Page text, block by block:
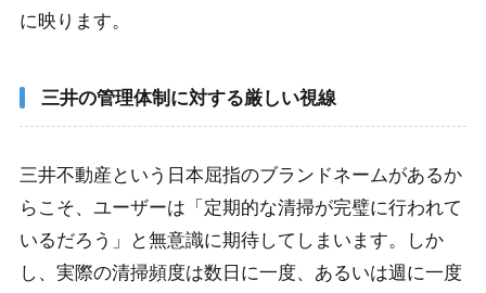
に映ります。
三井の管理体制に対する厳しい視線
三井不動産という日本屈指のブランドネームがあるか
らこそ、ユーザーは「定期的な清掃が完璧に行われて
いるだろう」と無意識に期待してしまいます。しか
し、実際の清掃頻度は数日に一度、あるいは週に一度